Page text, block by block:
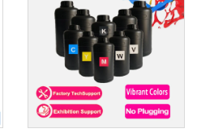
струйни големи
форматни принтери Еко
разтворител UV мастило